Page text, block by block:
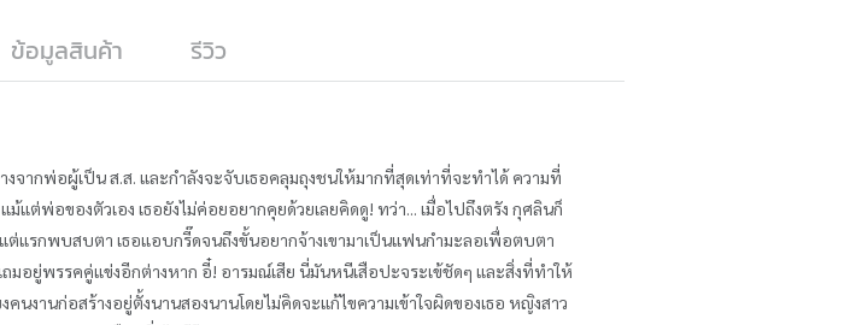
ข้อมูลสินค้า รีวิว
ากพ่อผู้เป็น ส.ส. และกำลังจะจับเธอคลุมถุงชนให้มากที่สุดเท่าที่จะทำได้ ความที่
แต่พ่อของตัวเอง เธอยังไม่ค่อยอยากคุยด้วยเลยคิดดู! ทว่า... เมื่อไปถึงตรัง กุศลินก็
ต่แรกพบสบตา เธอแอบกรี๊ดจนถึงขั้นอยากจ้างเขามาเป็นแฟนกำมะลอเพื่อตบตา
อยู่พรรคคู่แข่งอีกต่างหาก อี๋! อารมณ์เสีย นี่มันหนีเสือปะจระเข้ชัดๆ และสิ่งที่ทำให้
นงานก่อสร้างอยู่ตั้งนานสองนานโดยไม่คิดจะแก้ไขความเข้าใจผิดของเธอ หญิงสาว